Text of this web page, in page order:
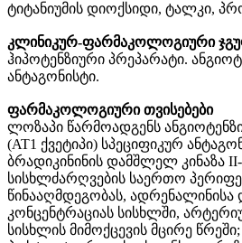
ტიტანიუმის დიოქსიდი, ტალკი,
კლინიკურ-ფარმაკოლოგიური
ჰიპოტენზიური პრეპარატი.
ანტაგონისტი.
ფარმაკოლოგიური თვისებები
ლოზაპი წარმოადგენს
(AT1 ქვეტიპი) სპეციფიკურ
ბრადიკინინის დამშლელ კინაზა
სისხლძარღვების საერთო
წინააღმდეგობას,
კონცენტრაციას სისხლში,
სისხლის მიმოქცევის მცირე